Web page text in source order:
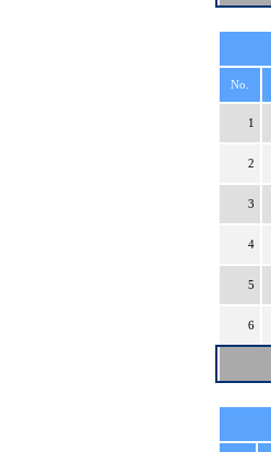
No.
1
2
3
4
5
6